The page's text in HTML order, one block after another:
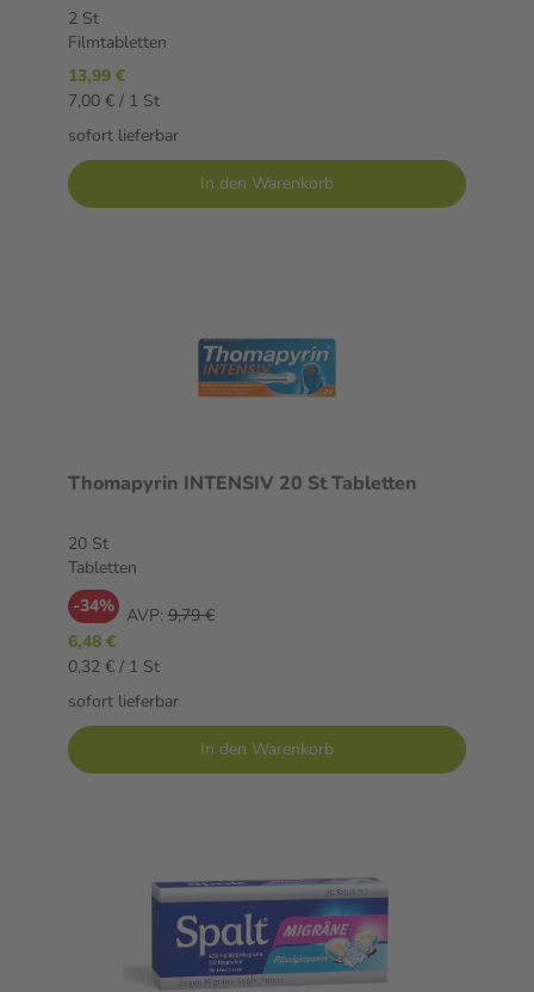
2 St
Filmtabletten
13,99 €
7,00 € / 1 St
sofort lieferbar
In den Warenkorb
Thomapyrin INTENSIV 20 St Tabletten
20 St
Tabletten
-34% AVP: 9,79 €
6,48 €
0,32 € / 1 St
sofort lieferbar
In den Warenkorb